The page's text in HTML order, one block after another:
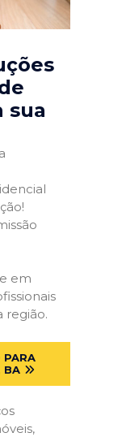
sua
em
região.
PARA
BA